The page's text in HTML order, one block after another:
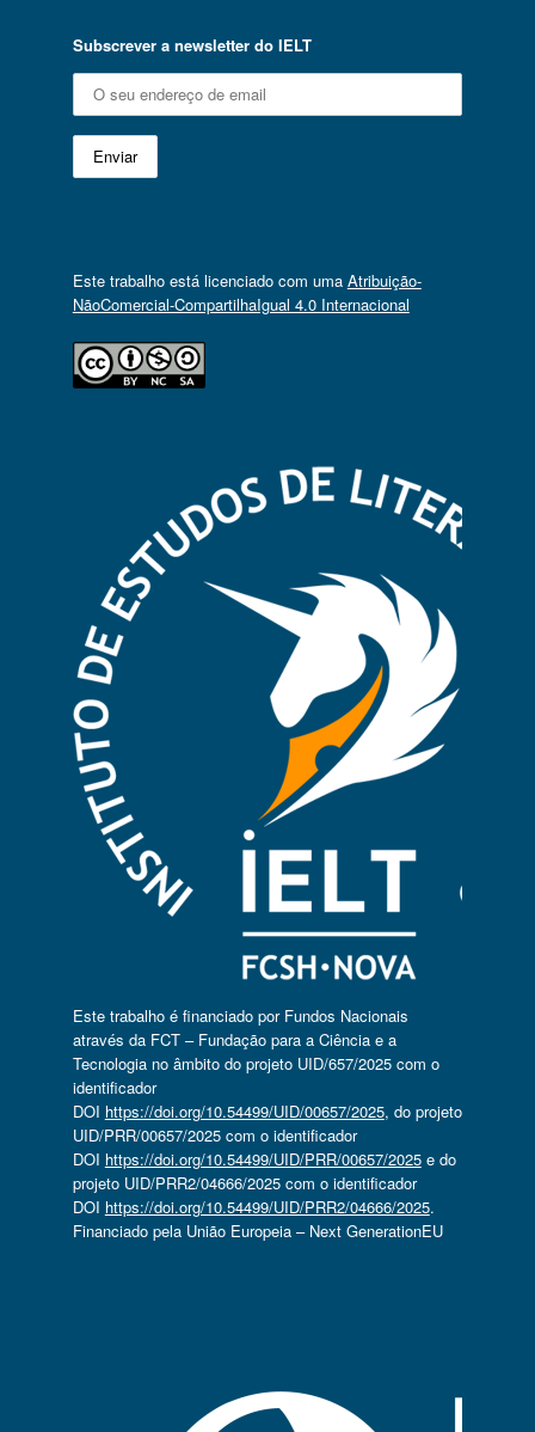
Subscrever a newsletter do IELT
Este trabalho está licenciado com uma Atribuição-
NãoComercial-CompartilhaIgual 4.0 Internacional
Este trabalho é financiado por Fundos Nacionais
através da FCT – Fundação para a Ciência e a
Tecnologia no âmbito do projeto UID/657/2025 com o
identificador
DOI https://doi.org/10.54499/UID/00657/2025, do projeto
UID/PRR/00657/2025 com o identificador
DOI https://doi.org/10.54499/UID/PRR/00657/2025e do
projeto UID/PRR2/04666/2025 com o identificador
DOI https://doi.org/10.54499/UID/PRR2/04666/2025.
Financiado pela União Europeia – Next GenerationEU